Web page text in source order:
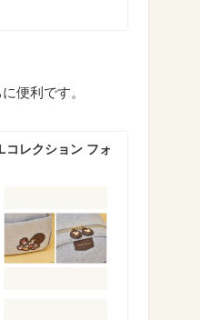
便利です。
コレクション フォ